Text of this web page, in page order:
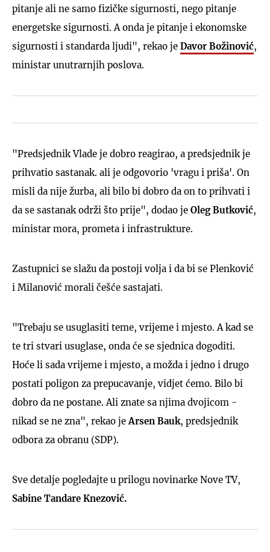
pitanje ali ne samo fizičke sigurnosti, nego pitanje
energetske sigurnosti. A onda je pitanje i ekonomske
sigurnosti i standarda ljudi", rekao je Davor Božinović,
ministar unutrarnjih poslova.
"Predsjednik Vlade je dobro reagirao, a predsjednik je
prihvatio sastanak. ali je odgovorio 'vragu i priša'. On
misli da nije žurba, ali bilo bi dobro da on to prihvati i
da se sastanak održi što prije", dodao je Oleg Butković,
ministar mora, prometa i infrastrukture.
Zastupnici se slažu da postoji volja i da bi se Plenković
i Milanović morali češće sastajati.
"Trebaju se usuglasiti teme, vrijeme i mjesto. A kad se
te tri stvari usuglase, onda će se sjednica dogoditi.
Hoće li sada vrijeme i mjesto, a možda i jedno i drugo
postati poligon za prepucavanje, vidjet ćemo. Bilo bi
dobro da ne postane. Ali znate sa njima dvojicom -
nikad se ne zna", rekao je Arsen Bauk, predsjednik
odbora za obranu (SDP).
Sve detalje pogledajte u prilogu novinarke Nove TV,
Sabine Tandare Knezović.